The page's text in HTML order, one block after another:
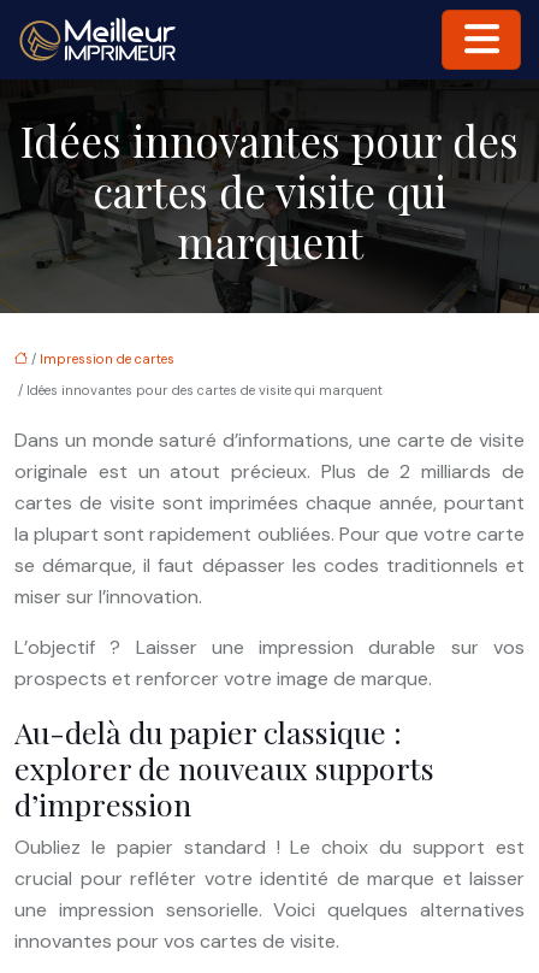
Idées innovantes pour des
cartes de visite qui
marquent
/ Impression de cartes
/ Idées innovantes pour des cartes de visite qui marquent
Dans un monde saturé d’informations, une carte de visite
originale est un atout précieux. Plus de 2 milliards de
cartes de visite sont imprimées chaque année, pourtant
la plupart sont rapidement oubliées. Pour que votre carte
se démarque, il faut dépasser les codes traditionnels et
miser sur l’innovation.
L’objectif ? Laisser une impression durable sur vos
prospects et renforcer votre image de marque.
Au-delà du papier classique :
explorer de nouveaux supports
d’impression
Oubliez le papier standard ! Le choix du support est
crucial pour refléter votre identité de marque et laisser
une impression sensorielle. Voici quelques alternatives
innovantes pour vos cartes de visite.